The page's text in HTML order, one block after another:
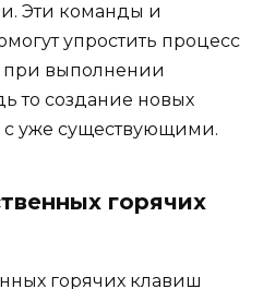
Эти команды и
упростить процесс
при выполнении
то создание новых
с уже существующими.
горячих